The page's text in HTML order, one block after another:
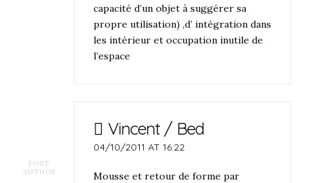
capacité d’un objet à suggérer sa
propre utilisation) ,d’ intégration dans
les intérieur et occupation inutile de
l’espace
POST
AUTHOR
Vincent / Bed
04/10/2011 AT 16:22
Mousse et retour de forme par